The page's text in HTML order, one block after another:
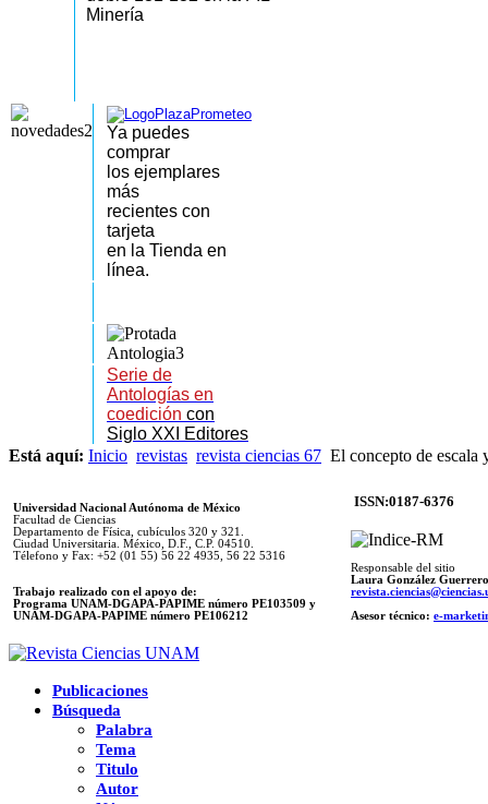
Minería
Ya puedes
comprar
los ejemplares
más
recientes con
tarjeta
en la Tienda en
línea.
Serie de
Antologías en
coedición con
Siglo XXI Editores
Está aquí: Inicio revistas revista ciencias 67 El concepto de escala
Universidad Nacional Autónoma de México
Facultad de Ciencias
Departamento de Física, cubículos 320 y 321.
Ciudad Universitaria. México, D.F., C.P. 04510.
Télefono y Fax: +52 (01 55) 56 22 4935, 56 22 5316
Trabajo realizado con el apoyo de:
Programa UNAM-DGAPA-PAPIME número PE103509 y
UNAM-DGAPA-PAPIME número PE106212
ISSN:0187-6376
Responsable del sitio
Laura González Guerrero
Asesor técnico: e-
Publicaciones
Búsqueda
Palabra
Tema
Titulo
Autor